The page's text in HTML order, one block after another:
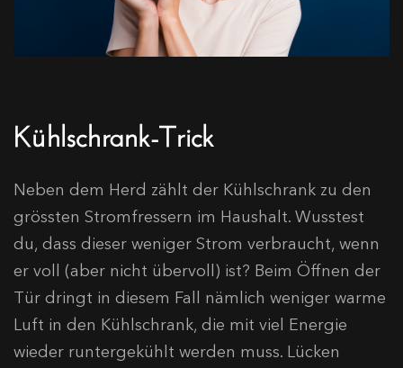
Kühlschrank-Trick
Neben dem Herd zählt der Kühlschrank zu den
grössten Stromfressern im Haushalt. Wusstest
du, dass dieser weniger Strom verbraucht, wenn
er voll (aber nicht übervoll) ist? Beim Öffnen der
Tür dringt in diesem Fall nämlich weniger warme
Luft in den Kühlschrank, die mit viel Energie
wieder runtergekühlt werden muss. Lücken